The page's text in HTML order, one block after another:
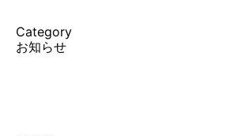
Category
お知らせ